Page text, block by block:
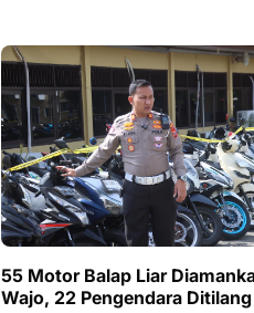
55 Motor Balap Liar
Wajo, 22 Pengendara